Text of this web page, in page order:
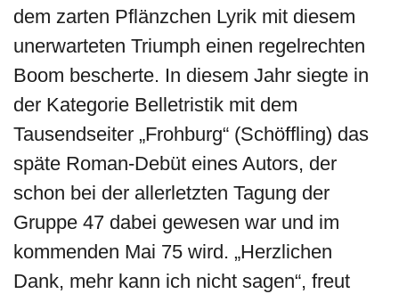
dem zarten Pflänzchen Lyrik mit diesem
unerwarteten Triumph einen regelrechten
Boom bescherte. In diesem Jahr siegte in
der Kategorie Belletristik mit dem
Tausendseiter „Frohburg“ (Schöffling) das
späte Roman-Debüt eines Autors, der
schon bei der allerletzten Tagung der
Gruppe 47 dabei gewesen war und im
kommenden Mai 75 wird. „Herzlichen
Dank, mehr kann ich nicht sagen“, freut